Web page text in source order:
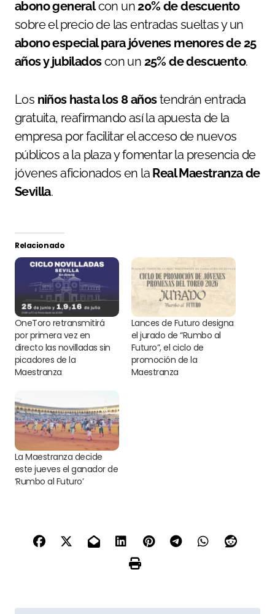
abono generalcon un20% de descuento
sobre el precio de las entradas sueltas y un
abono especial para jóvenes menores de 25
años y jubiladoscon un 25% de descuento.
Los niños hasta los 8 añostendrán entrada
gratuita, reafirmando así la apuesta de la
empresa por facilitar el acceso de nuevos
públicos a la plaza y fomentar la presencia de
jóvenes aficionados en la Real Maestranza de
Sevilla.
Relacionado
OneToro retransmitirá
por primera vez en
directo las novilladas sin
picadores de la
Maestranza
Lances de Futuro designa
el jurado de “Rumbo al
Futuro”, el ciclo de
promoción de la
Maestranza
La Maestranza decide
este jueves el ganador de
‘Rumbo al Futuro’